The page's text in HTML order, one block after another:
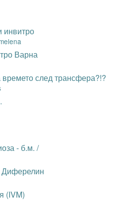
инвитро
Варна
след трансфера?!?
- б.м. /
Диферелин
(IVM)